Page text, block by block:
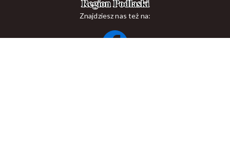
Znajdziesz nas też na: